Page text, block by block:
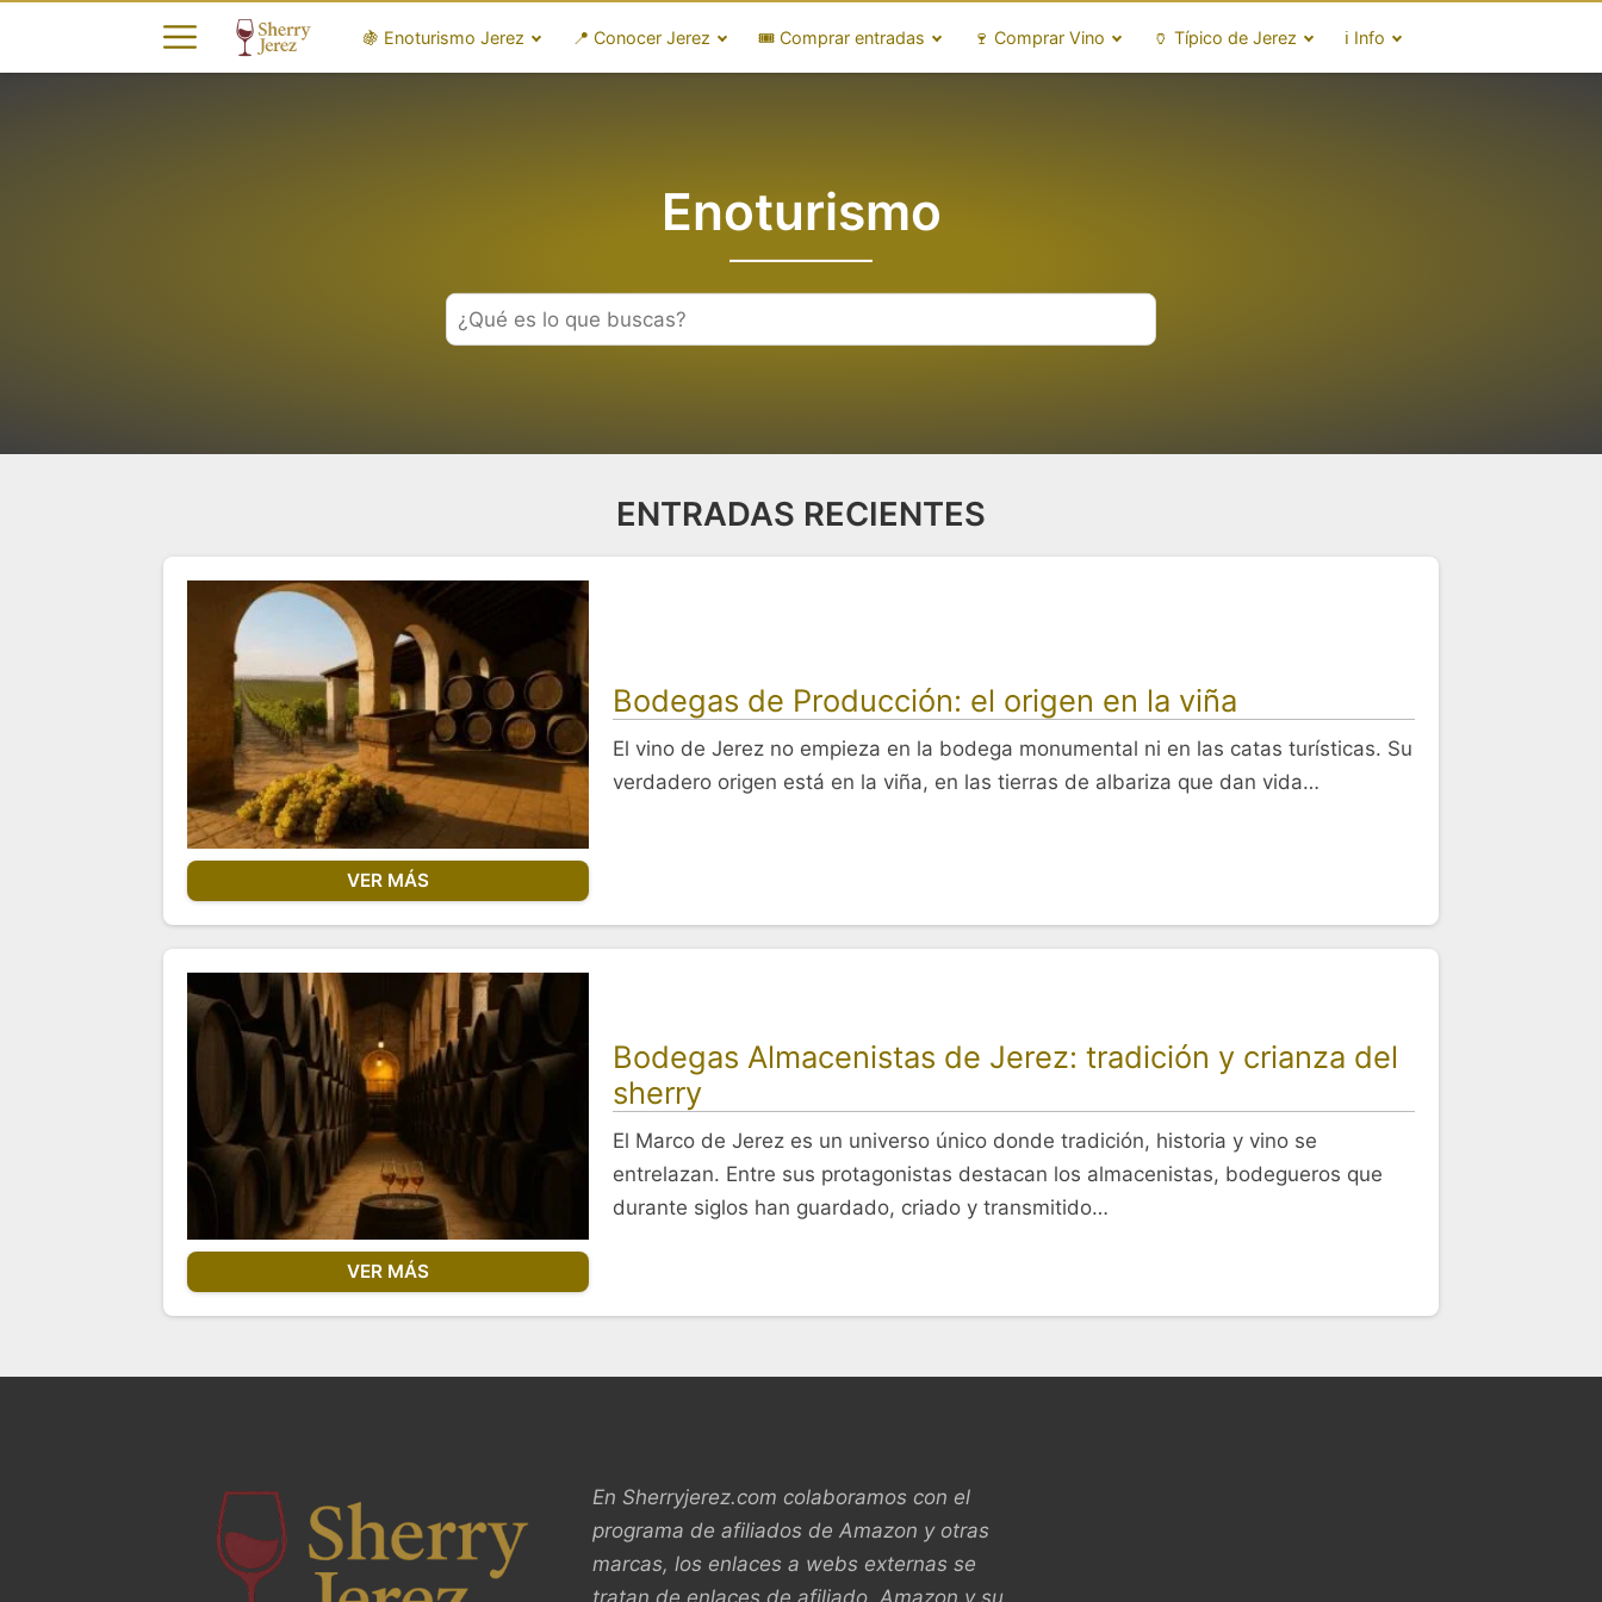
🍇 Enoturismo Jerez 📍 Conocer Jerez 🎟️ Comprar entradas 🍷 Comprar Vino 🏺 Típico de Jerez ℹ️ Info
Enoturismo
ENTRADAS RECIENTES
VER MÁS
Bodegas de Producción: el origen en la viña
El vino de Jerez no empieza en la bodega monumental ni en las catas turísticas. Su
verdadero origen está en la viña, en las tierras de albariza que dan vida…
VER MÁS
Bodegas Almacenistas de Jerez: tradición y crianza del
sherry
El Marco de Jerez es un universo único donde tradición, historia y vino se
entrelazan. Entre sus protagonistas destacan los almacenistas, bodegueros que
durante siglos han guardado, criado y transmitido…
En Sherryjerez.com colaboramos con el
programa de afiliados de Amazon y otras
marcas, los enlaces a webs externas se
tratan de enlaces de afiliado. Amazon y su